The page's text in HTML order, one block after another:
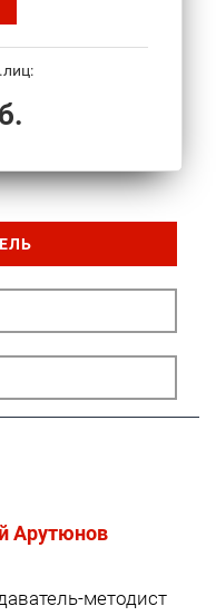
Арутюнов
методист